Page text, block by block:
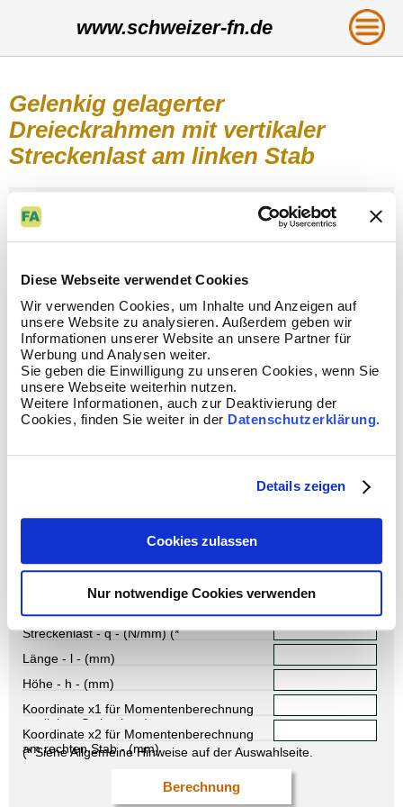
Diese Webseite verwendet Cookies
Wir verwenden Cookies, um Inhalte und Anzeigen auf
unsere Website zu analysieren. Außerdem geben wir
Informationen unserer Website an unsere Partner für
Werbung und Analysen weiter.
Sie geben die Einwilligung zu unseren Cookies, wenn Sie
unsere Webseite weiterhin nutzen.
Weitere Informationen, auch zur Deaktivierung der
Cookies, finden Sie weiter in der Datenschutzerklärung.
Details zeigen
Cookies zulassen
Nur notwendige Cookies verwenden
www.schweizer-fn.de
Gelenkig gelagerter
Dreieckrahmen mit vertikaler
Streckenlast am linken Stab
Streckenlast - q - (N/mm) (*
Länge - l - (mm)
Höhe - h - (mm)
Koordinate x1 für Momentenberechnung
am linken Stab - (mm)
Koordinate x2 für Momentenberechnung
am rechten Stab - (mm)
(* Siehe Allgemeine Hinweise auf der Auswahlseite.